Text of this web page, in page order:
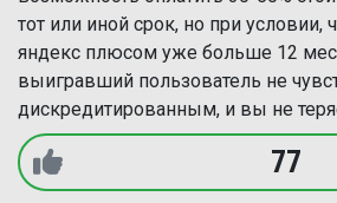
тот или иной срок, но при условии,
яндекс плюсом уже больше 12
выигравший пользователь не
дискредитированным, и вы не
77